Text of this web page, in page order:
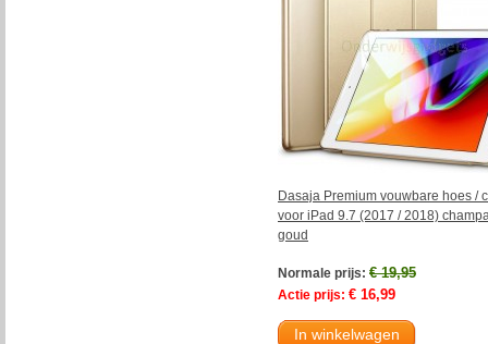
Dasaja Premium vouwbare hoes /
voor iPad 9.7 (2017 / 2018)
goud
Normale prijs: € 19,95
Actie prijs: € 16,99
In winkelwagen